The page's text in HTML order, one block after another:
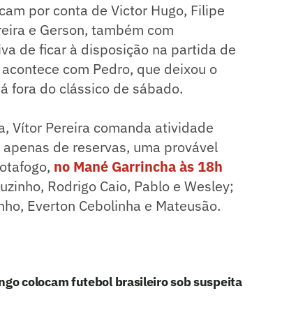
por conta de Victor Hugo, Filipe
e Gerson, também com
de ficar à disposição na partida de
com Pedro, que deixou o
fora do clássico de sábado.
Vítor Pereira comanda atividade
de reservas, uma provável
no Mané Garrincha às 18h
Rodrigo Caio, Pablo e Wesley;
Everton Cebolinha e Mateusão.
colocam futebol brasileiro sob suspeita